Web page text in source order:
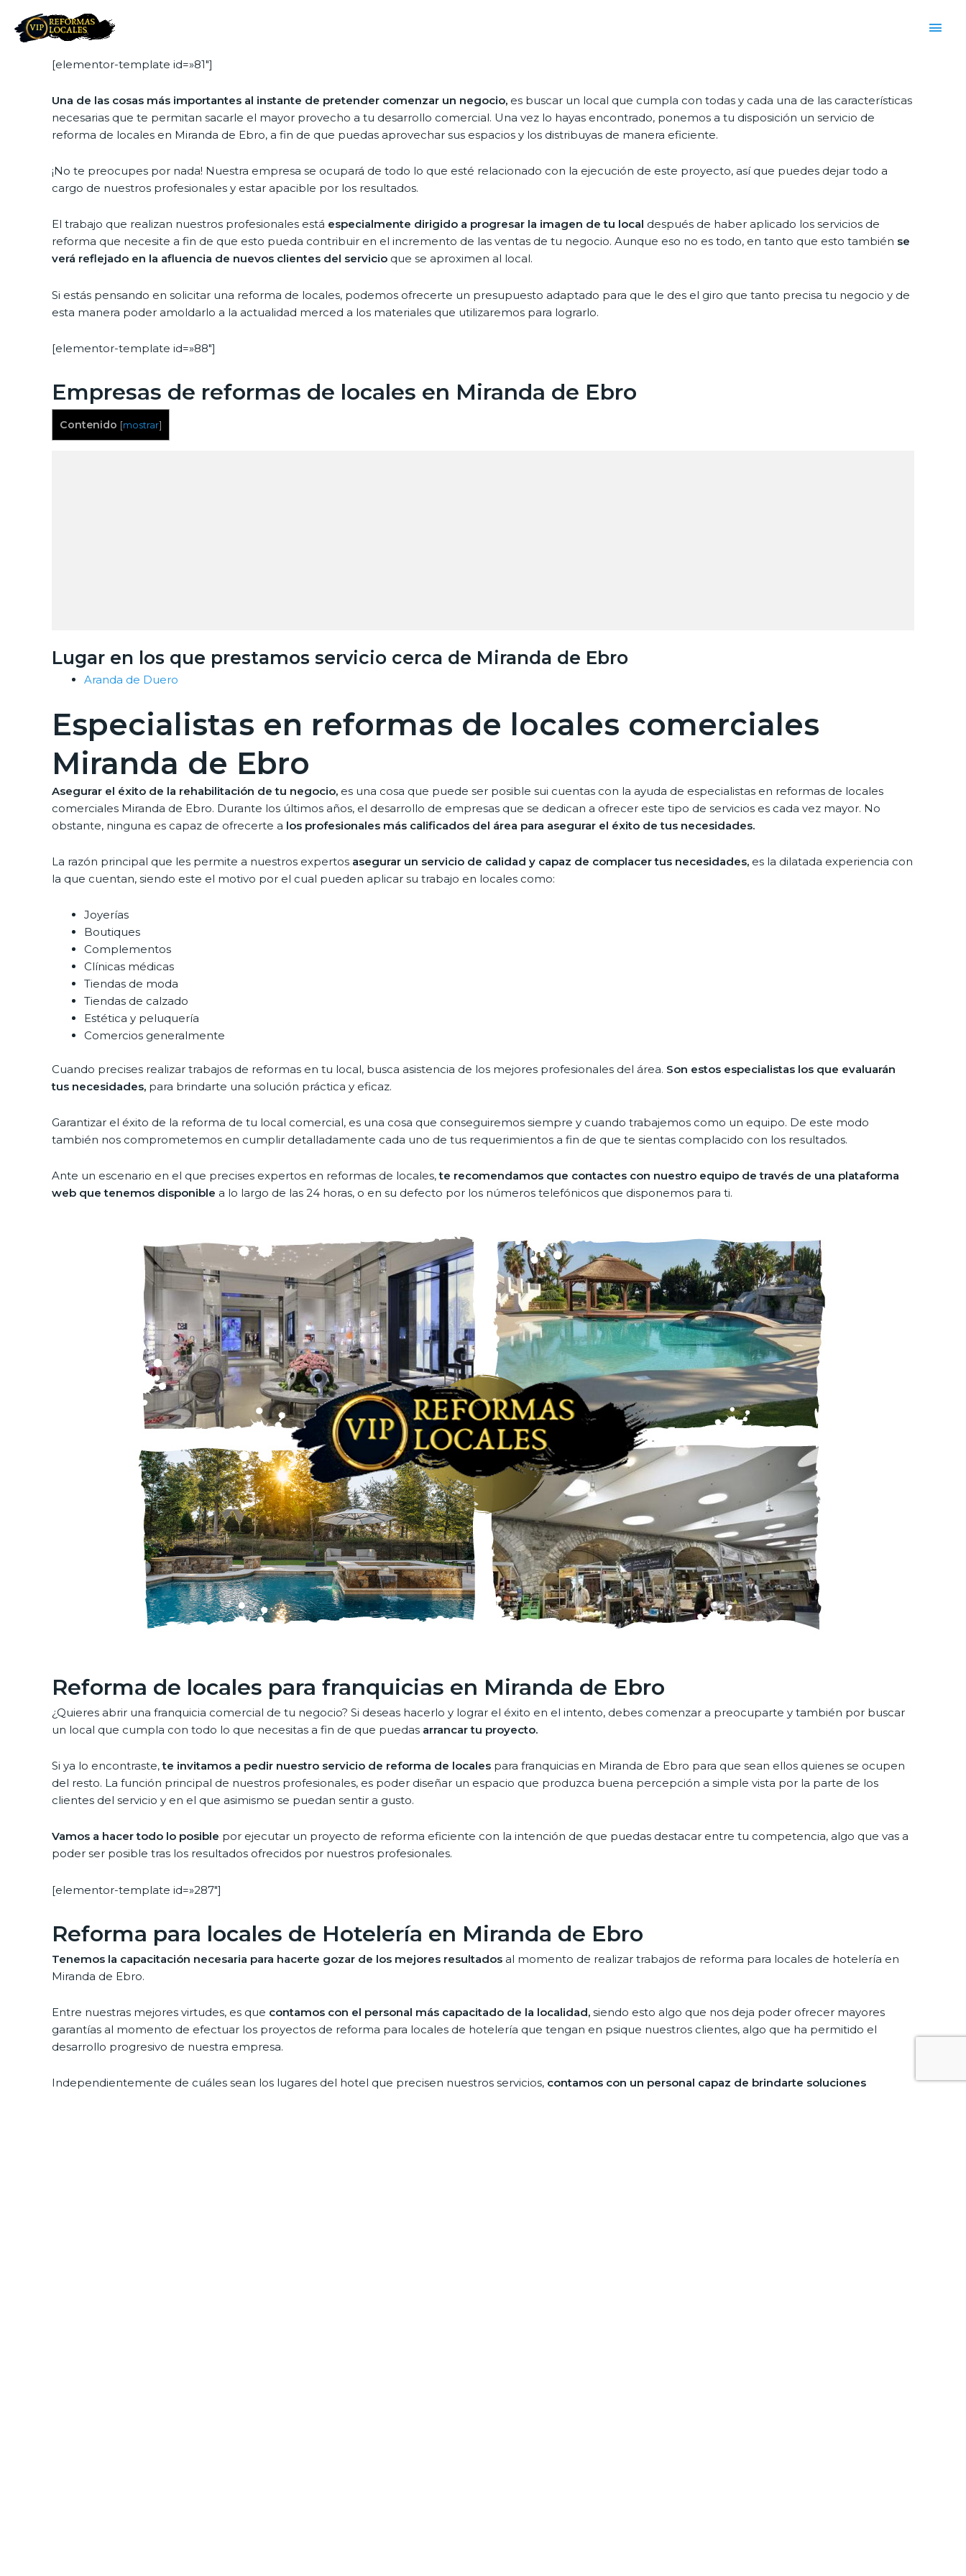
[elementor-template id=»81″]
Una de las cosas más importantes al instante de pretender comenzar un negocio, es buscar un local que cumpla con todas y cada una de las características
necesarias que te permitan sacarle el mayor provecho a tu desarrollo comercial. Una vez lo hayas encontrado, ponemos a tu disposición un servicio de
reforma de locales en Miranda de Ebro, a fin de que puedas aprovechar sus espacios y los distribuyas de manera eficiente.
¡No te preocupes por nada! Nuestra empresa se ocupará de todo lo que esté relacionado con la ejecución de este proyecto, así que puedes dejar todo a
cargo de nuestros profesionales y estar apacible por los resultados.
El trabajo que realizan nuestros profesionales está especialmente dirigido a progresar la imagen de tu local después de haber aplicado los servicios de
reforma que necesite a fin de que esto pueda contribuir en el incremento de las ventas de tu negocio. Aunque eso no es todo, en tanto que esto también se
verá reflejado en la afluencia de nuevos clientes del servicio que se aproximen al local.
Si estás pensando en solicitar una reforma de locales, podemos ofrecerte un presupuesto adaptado para que le des el giro que tanto precisa tu negocio y de
esta manera poder amoldarlo a la actualidad merced a los materiales que utilizaremos para lograrlo.
[elementor-template id=»88″]
Empresas de reformas de locales en Miranda de Ebro
Contenido [mostrar]
Lugar en los que prestamos servicio cerca de Miranda de Ebro
Aranda de Duero
Especialistas en reformas de locales comerciales
Miranda de Ebro
Asegurar el éxito de la rehabilitación de tu negocio, es una cosa que puede ser posible sui cuentas con la ayuda de especialistas en reformas de locales
comerciales Miranda de Ebro. Durante los últimos años, el desarrollo de empresas que se dedican a ofrecer este tipo de servicios es cada vez mayor. No
obstante, ninguna es capaz de ofrecerte a los profesionales más calificados del área para asegurar el éxito de tus necesidades.
La razón principal que les permite a nuestros expertos asegurar un servicio de calidad y capaz de complacer tus necesidades, es la dilatada experiencia con
la que cuentan, siendo este el motivo por el cual pueden aplicar su trabajo en locales como:
Joyerías
Boutiques
Complementos
Clínicas médicas
Tiendas de moda
Tiendas de calzado
Estética y peluquería
Comercios generalmente
Cuando precises realizar trabajos de reformas en tu local, busca asistencia de los mejores profesionales del área. Son estos especialistas los que evaluarán
tus necesidades, para brindarte una solución práctica y eficaz.
Garantizar el éxito de la reforma de tu local comercial, es una cosa que conseguiremos siempre y cuando trabajemos como un equipo. De este modo
también nos comprometemos en cumplir detalladamente cada uno de tus requerimientos a fin de que te sientas complacido con los resultados.
Ante un escenario en el que precises expertos en reformas de locales,te recomendamos que contactes con nuestro equipo de través de una plataforma
web que tenemos disponible a lo largo de las 24 horas, o en su defecto por los números telefónicos que disponemos para ti.
Reforma de locales para franquicias en Miranda de Ebro
¿Quieres abrir una franquicia comercial de tu negocio? Si deseas hacerlo y lograr el éxito en el intento, debes comenzar a preocuparte y también por buscar
un local que cumpla con todo lo que necesitas a fin de que puedas arrancar tu proyecto.
Si ya lo encontraste,te invitamos a pedir nuestro servicio de reforma de locales para franquicias en Miranda de Ebro para que sean ellos quienes se ocupen
del resto. La función principal de nuestros profesionales, es poder diseñar un espacio que produzca buena percepción a simple vista por la parte de los
clientes del servicio y en el que asimismo se puedan sentir a gusto.
Vamos a hacer todo lo posible por ejecutar un proyecto de reforma eficiente con la intención de que puedas destacar entre tu competencia, algo que vas a
poder ser posible tras los resultados ofrecidos por nuestros profesionales.
[elementor-template id=»287″]
Reforma para locales de Hotelería en Miranda de Ebro
Tenemos la capacitación necesaria para hacerte gozar de los mejores resultados al momento de realizar trabajos de reforma para locales de hotelería en
Miranda de Ebro.
Entre nuestras mejores virtudes, es que contamos con el personal más capacitado de la localidad, siendo esto algo que nos deja poder ofrecer mayores
garantías al momento de efectuar los proyectos de reforma para locales de hotelería que tengan en psique nuestros clientes, algo que ha permitido el
desarrollo progresivo de nuestra empresa.
Independientemente de cuáles sean los lugares del hotel que precisen nuestros servicios, contamos con un personal capaz de brindarte soluciones